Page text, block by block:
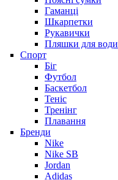
Гаманці
Шкарпетки
Рукавички
Пляшки для води
Спорт
Біг
Футбол
Баскетбол
Теніс
Тренінг
Плавання
Бренди
Nike
Nike SB
Jordan
Adidas